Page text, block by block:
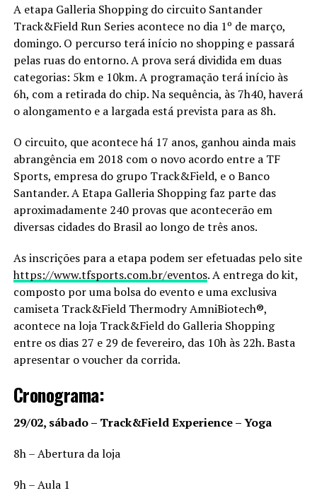
A etapa Galleria Shopping do circuito Santander
Track&Field Run Series acontece no dia 1º de março,
domingo. O percurso terá início no shopping e passará
pelas ruas do entorno. A prova será dividida em duas
categorias: 5km e 10km. A programação terá início às
6h, com a retirada do chip. Na sequência, às 7h40, haverá
o alongamento e a largada está prevista para as 8h.
O circuito, que acontece há 17 anos, ganhou ainda mais
abrangência em 2018 com o novo acordo entre a TF
Sports, empresa do grupo Track&Field, e o Banco
Santander. A Etapa Galleria Shopping faz parte das
aproximadamente 240 provas que acontecerão em
diversas cidades do Brasil ao longo de três anos.
As inscrições para a etapa podem ser efetuadas pelo site
https://www.tfsports.com.br/eventos. A entrega do kit,
composto por uma bolsa do evento e uma exclusiva
camiseta Track&Field Thermodry AmniBiotech®,
acontece na loja Track&Field do Galleria Shopping
entre os dias 27 e 29 de fevereiro, das 10h às 22h. Basta
apresentar o voucher da corrida.
Cronograma:
29/02, sábado – Track&Field Experience – Yoga
8h – Abertura da loja
9h – Aula 1